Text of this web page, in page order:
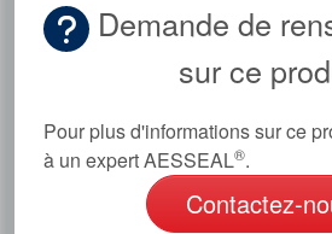
Demande de
sur ce
Pour plus d'informations sur ce
à un expert AESSEAL®.
Contactez-